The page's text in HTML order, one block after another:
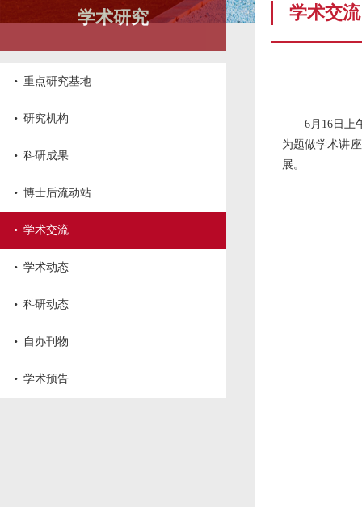
学术研究
· 重点研究基地
· 研究机构
· 科研成果
· 博士后流动站
· 学术交流
· 学术动态
· 科研动态
· 自办刊物
· 学术预告
学术交流
6月16日上
为题做学术讲
展。